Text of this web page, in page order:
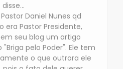
Daniel Nunes qd
era Pastor Presidente,
seu blog um artigo
pelo Poder". Ele tem
o que outrora ele